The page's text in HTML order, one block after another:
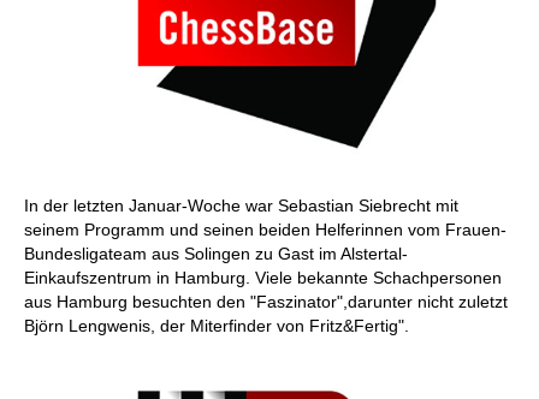
In der letzten Januar-Woche war Sebastian Siebrecht mit
seinem Programm und seinen beiden Helferinnen vom Frauen-
Bundesligateam aus Solingen zu Gast im Alstertal-
Einkaufszentrum in Hamburg. Viele bekannte Schachpersonen
aus Hamburg besuchten den "Faszinator",darunter nicht zuletzt
Björn Lengwenis, der Miterfinder von Fritz&Fertig".